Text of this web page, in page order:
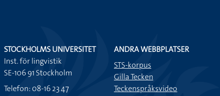
STOCKHOLMS UNIVERSITET
Inst. för lingvistik
SE-106 91 Stockholm
Telefon: 08-16 23 47
ANDRA WEBBPLATSER
STS-korpus
Gilla Tecken
Teckenspråksvideo